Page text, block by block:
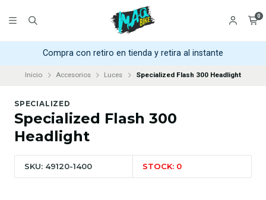
0
Compra con retiro en tienda y retira al instante
Inicio Accesorios Luces Specialized Flash 300 Headlight
SPECIALIZED
Specialized Flash 300
Headlight
SKU: 49120-1400 STOCK: 0